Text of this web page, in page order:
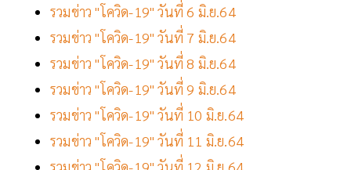
รวมข่าว "โควิด-19" วันที่ 6 มิ.ย.64
รวมข่าว "โควิด-19" วันที่ 7 มิ.ย.64
รวมข่าว "โควิด-19" วันที่ 8 มิ.ย.64
รวมข่าว "โควิด-19" วันที่ 9 มิ.ย.64
รวมข่าว "โควิด-19" วันที่ 10 มิ.ย.64
รวมข่าว "โควิด-19" วันที่ 11 มิ.ย.64